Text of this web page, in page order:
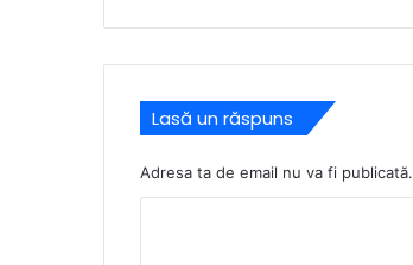
Lasă un răspuns
Adresa ta de email nu va fi publicată.